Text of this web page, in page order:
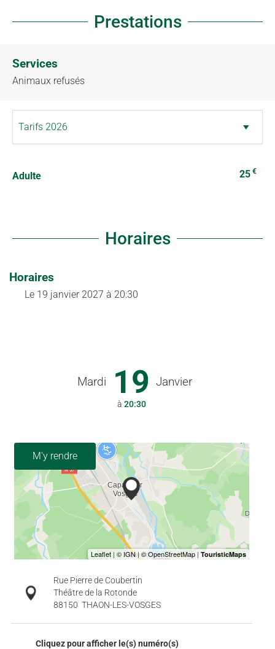
Prestations
Services
Animaux refusés
Adulte 25 €
Horaires
Horaires
Le 19 janvier 2027 à 20:30
Mardi 19 Janvier
à 20:30
M'y rendre
Rue Pierre de Coubertin
Théâtre de la Rotonde
88150 THAON-LES-VOSGES
Cliquez pour afficher le(s) numéro(s)